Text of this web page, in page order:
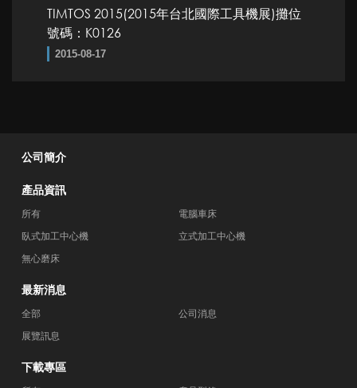
TIMTOS 2015(2015年台北國際工具機展)攤位
號碼：K0126
2015-08-17
公司簡介
產品資訊
所有
電腦車床
臥式加工中心機
立式加工中心機
無心磨床
最新消息
全部
公司消息
展覽訊息
下載專區